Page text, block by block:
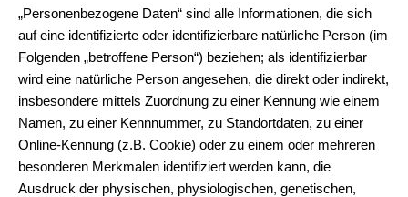
„Personenbezogene Daten“ sind alle Informationen, die sich
auf eine identifizierte oder identifizierbare natürliche Person (im
Folgenden „betroffene Person“) beziehen; als identifizierbar
wird eine natürliche Person angesehen, die direkt oder indirekt,
insbesondere mittels Zuordnung zu einer Kennung wie einem
Namen, zu einer Kennnummer, zu Standortdaten, zu einer
Online-Kennung (z.B. Cookie) oder zu einem oder mehreren
besonderen Merkmalen identifiziert werden kann, die
Ausdruck der physischen, physiologischen, genetischen,